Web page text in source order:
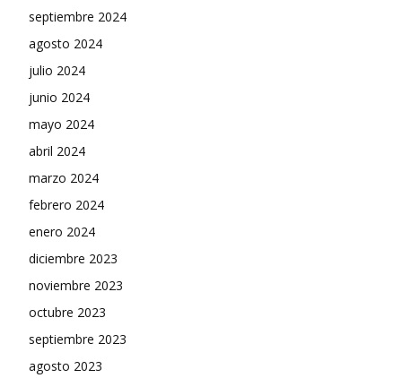
septiembre 2024
agosto 2024
julio 2024
junio 2024
mayo 2024
abril 2024
marzo 2024
febrero 2024
enero 2024
diciembre 2023
noviembre 2023
octubre 2023
septiembre 2023
agosto 2023